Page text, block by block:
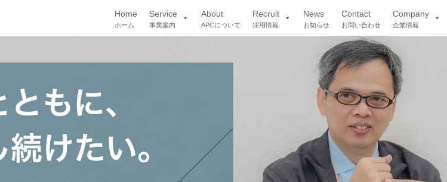
Home
ホーム
Service
事業案内
About
APCについて
Recruit
採用情報
News
お知らせ
Contact
お問い合わせ
Company
企業情報